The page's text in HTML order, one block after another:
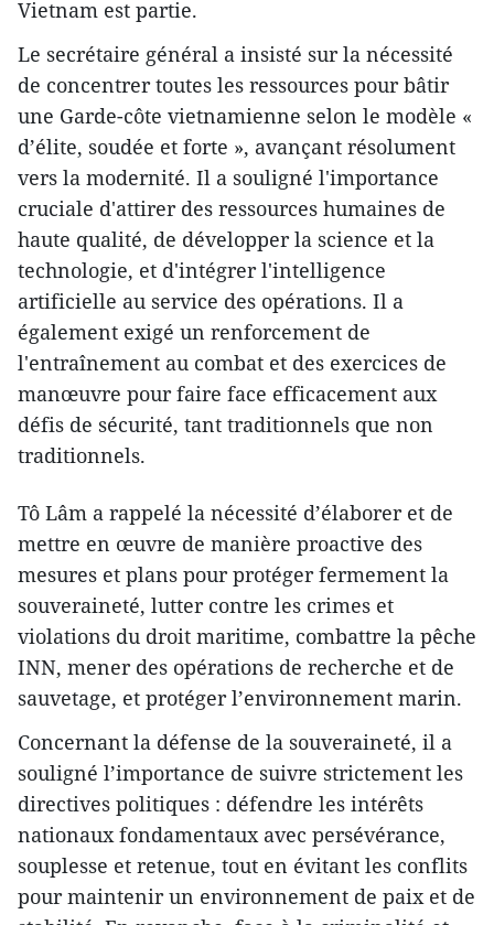
Vietnam est partie.
Le secrétaire général a insisté sur la nécessité
de concentrer toutes les ressources pour bâtir
une Garde-côte vietnamienne selon le modèle «
d’élite, soudée et forte », avançant résolument
vers la modernité. Il a souligné l'importance
cruciale d'attirer des ressources humaines de
haute qualité, de développer la science et la
technologie, et d'intégrer l'intelligence
artificielle au service des opérations. Il a
également exigé un renforcement de
l'entraînement au combat et des exercices de
manœuvre pour faire face efficacement aux
défis de sécurité, tant traditionnels que non
traditionnels.
Tô Lâm a rappelé la nécessité d’élaborer et de
mettre en œuvre de manière proactive des
mesures et plans pour protéger fermement la
souveraineté, lutter contre les crimes et
violations du droit maritime, combattre la pêche
INN, mener des opérations de recherche et de
sauvetage, et protéger l’environnement marin.
Concernant la défense de la souveraineté, il a
souligné l’importance de suivre strictement les
directives politiques : défendre les intérêts
nationaux fondamentaux avec persévérance,
souplesse et retenue, tout en évitant les conflits
pour maintenir un environnement de paix et de